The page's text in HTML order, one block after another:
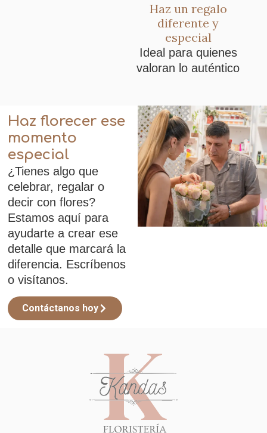
Haz un regalo
diferente y
especial
Ideal para quienes
valoran lo auténtico
Haz florecer ese
momento
especial
¿Tienes algo que
celebrar, regalar o
decir con flores?
Estamos aquí para
ayudarte a crear ese
detalle que marcará la
diferencia. Escríbenos
o visítanos.
Contáctanos hoy